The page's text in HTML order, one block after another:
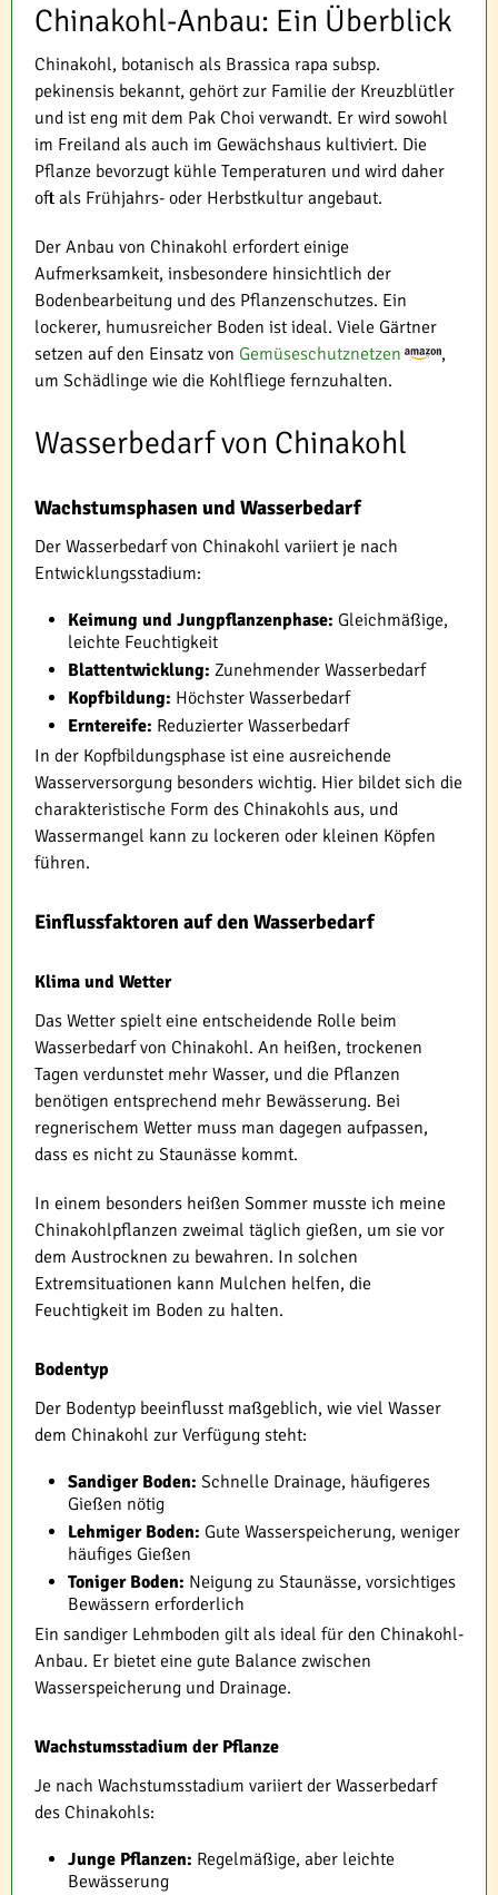
Chinakohl-Anbau: Ein Überblick
Chinakohl, botanisch als Brassica rapa subsp.
pekinensis bekannt, gehört zur Familie der Kreuzblütler
und ist eng mit dem Pak Choi verwandt. Er wird sowohl
im Freiland als auch im Gewächshaus kultiviert. Die
Pflanze bevorzugt kühle Temperaturen und wird daher
oft als Frühjahrs- oder Herbstkultur angebaut.
Der Anbau von Chinakohl erfordert einige
Aufmerksamkeit, insbesondere hinsichtlich der
Bodenbearbeitung und des Pflanzenschutzes. Ein
lockerer, humusreicher Boden ist ideal. Viele Gärtner
setzen auf den Einsatz von Gemüseschutznetzen
,
um Schädlinge wie die Kohlfliege fernzuhalten.
Wasserbedarf von Chinakohl
Wachstumsphasen und Wasserbedarf
Der Wasserbedarf von Chinakohl variiert je nach
Entwicklungsstadium:
Keimung und Jungpflanzenphase: Gleichmäßige,
leichte Feuchtigkeit
Blattentwicklung: Zunehmender Wasserbedarf
Kopfbildung: Höchster Wasserbedarf
Erntereife: Reduzierter Wasserbedarf
In der Kopfbildungsphase ist eine ausreichende
Wasserversorgung besonders wichtig. Hier bildet sich die
charakteristische Form des Chinakohls aus, und
Wassermangel kann zu lockeren oder kleinen Köpfen
führen.
Einflussfaktoren auf den Wasserbedarf
Klima und Wetter
Das Wetter spielt eine entscheidende Rolle beim
Wasserbedarf von Chinakohl. An heißen, trockenen
Tagen verdunstet mehr Wasser, und die Pflanzen
benötigen entsprechend mehr Bewässerung. Bei
regnerischem Wetter muss man dagegen aufpassen,
dass es nicht zu Staunässe kommt.
In einem besonders heißen Sommer musste ich meine
Chinakohlpflanzen zweimal täglich gießen, um sie vor
dem Austrocknen zu bewahren. In solchen
Extremsituationen kann Mulchen helfen, die
Feuchtigkeit im Boden zu halten.
Bodentyp
Der Bodentyp beeinflusst maßgeblich, wie viel Wasser
dem Chinakohl zur Verfügung steht:
Sandiger Boden: Schnelle Drainage, häufigeres
Gießen nötig
Lehmiger Boden: Gute Wasserspeicherung, weniger
häufiges Gießen
Toniger Boden: Neigung zu Staunässe, vorsichtiges
Bewässern erforderlich
Ein sandiger Lehmboden gilt als ideal für den Chinakohl-
Anbau. Er bietet eine gute Balance zwischen
Wasserspeicherung und Drainage.
Wachstumsstadium der Pflanze
Je nach Wachstumsstadium variiert der Wasserbedarf
des Chinakohls:
Junge Pflanzen: Regelmäßige, aber leichte
Bewässerung